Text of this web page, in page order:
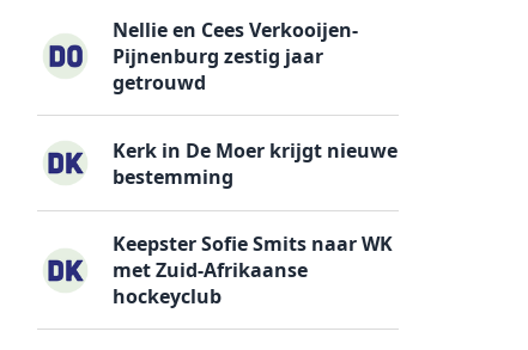
Nellie en Cees Verkooijen-
Pijnenburg zestig jaar
getrouwd
Kerk in De Moer krijgt nieuwe
bestemming
Keepster Sofie Smits naar WK
met Zuid-Afrikaanse
hockeyclub